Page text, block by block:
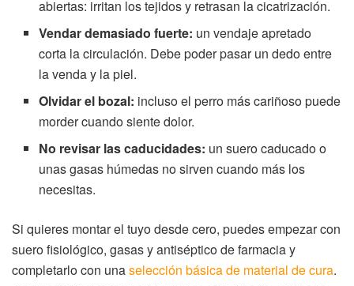
abiertas: irritan los tejidos y retrasan la cicatrización.
Vendar demasiado fuerte: un vendaje apretado
corta la circulación. Debe poder pasar un dedo entre
la venda y la piel.
Olvidar el bozal: incluso el perro más cariñoso puede
morder cuando siente dolor.
No revisar las caducidades: un suero caducado o
unas gasas húmedas no sirven cuando más los
necesitas.
Si quieres montar el tuyo desde cero, puedes empezar con
suero fisiológico, gasas y antiséptico de farmacia y
completarlo con unaselección básica de material de cura.